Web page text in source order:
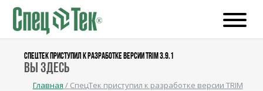
СПЕЦТЕК ПРИСТУПИЛ К РАЗРАБОТКЕ ВЕРСИИ TRIM 3.9.1
Вы здесь
Главная / СпецТек приступил к разработке версии TRIM